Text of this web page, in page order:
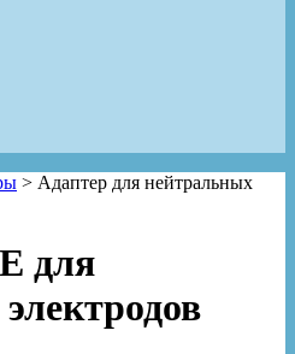
> Адаптер для нейтральных
для